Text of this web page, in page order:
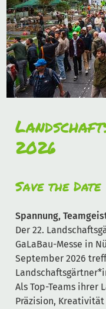
2026
Save the Date
Spannung,
Der 22.
GaLaBau-Messe in
September 2026
Als Top-Teams ihrer
Präzision,